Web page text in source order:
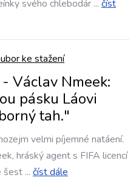
svého chlebodár ... číst
ke stažení
Václav Nmeek:
pásku Láovi
tah."
velmi píjemné natáení.
hráský agent s FIFA licencí
šest ... číst dále